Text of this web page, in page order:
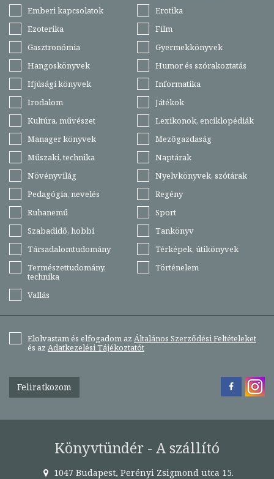
Emberi kapcsolatok
Erotika
Ezoterika
Film
Gasztronómia
Gyermekkönyvek
Hangoskönyvek
Humor és szórakoztatás
Ifjúsági könyvek
Informatika
Irodalom
Játékok
Kultúra, művészet
Lexikonok, enciklopédiák
Manager könyvek
Mezőgazdaság
Műszaki, technika
Naptárak
Növényvilág
Nyelvkönyvek, szótárak
Pedagógia, nevelés
Regény
Ruhanemű
Sport
Szabadidő, hobbi
Tankönyv
Társadalomtudomány
Térképek, útikönyvek
Természettudomány,
technika
Történelem
Vallás
Elolvastam és elfogadom az Általános Szerződési Feltételeket
és az Adatkezelési Tájékoztatót
Feliratkozom
Könyvtündér - A szállító
1047 Budapest, Perényi Zsigmond utca 15.